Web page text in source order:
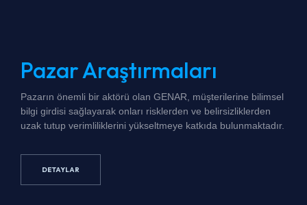
PazarAraştırmaları
Pazarın önemli bir aktörü olan GENAR, müşterilerine bilimsel
bilgi girdisi sağlayarak onları risklerden ve belirsizliklerden
uzak tutup verimliliklerini yükseltmeye katkıda bulunmaktadır.
DETAYLAR